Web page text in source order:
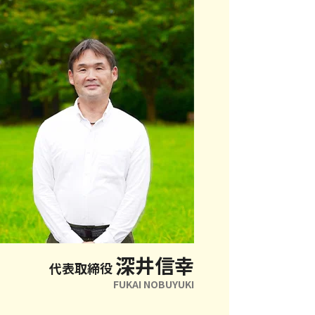
代表取締役深井信幸
FUKAI NOBUYUKI